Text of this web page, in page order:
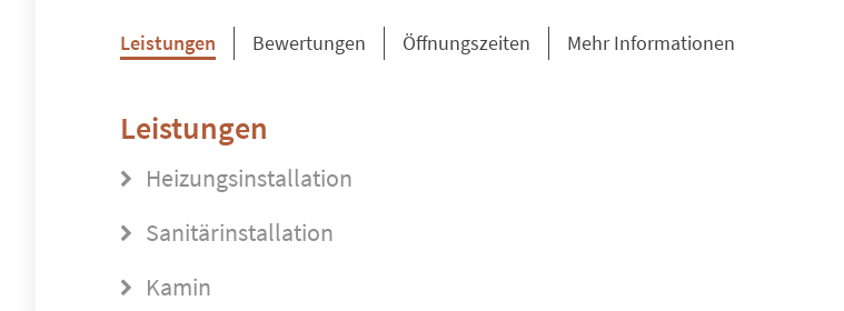
Leistungen Bewertungen Öffnungszeiten Mehr Informationen
Leistungen
Heizungsinstallation
Sanitärinstallation
Kamin